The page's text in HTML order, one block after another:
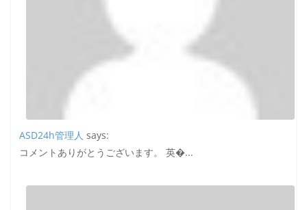
ASD24h管理人 says:
コメントありがとうございます。 英�...